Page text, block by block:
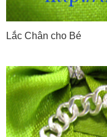
Lắc Chân cho Bé